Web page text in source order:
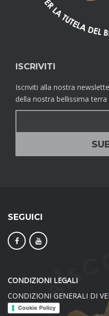
ISCRIVITI
Iscriviti alla nostra
della nostra bellissima terra
SEGUICI
CONDIZIONI LEGALI
CONDIZIONI GENERALI DI
Cookie Policy